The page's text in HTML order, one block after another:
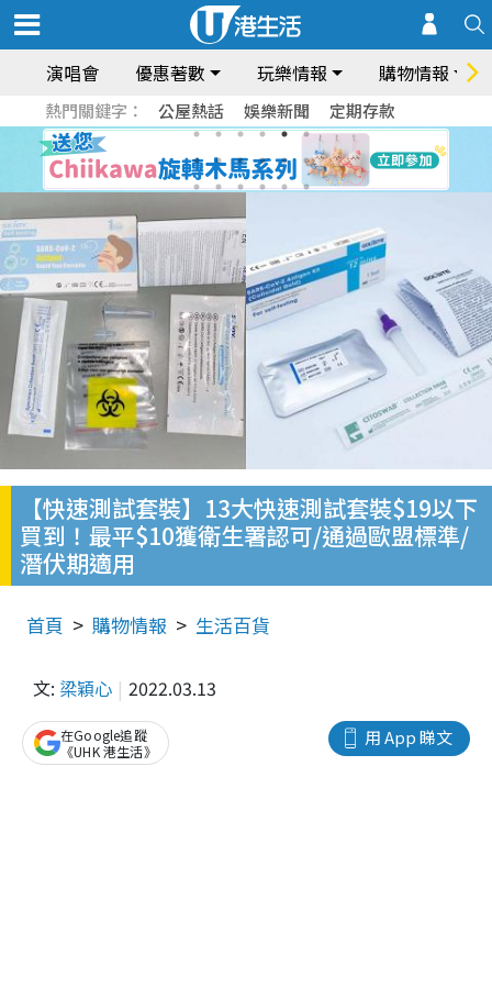
演唱會 優惠著數 玩樂情報 購物情報
熱門關鍵字： 公屋熱話 娛樂新聞 定期存款
【快速測試套裝】13大快速測試套裝$19以下
買到！最平$10獲衛生署認可/通過歐盟標準/
潛伏期適用
首頁 購物情報 生活百貨
文: 梁穎心 2022.03.13
用 App 睇文
在Google追蹤
《UHK 港生活》